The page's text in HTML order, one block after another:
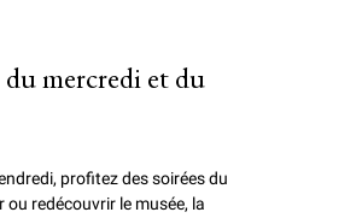
mercredi et du
profitez des soirées du
ou redécouvrir le musée, la